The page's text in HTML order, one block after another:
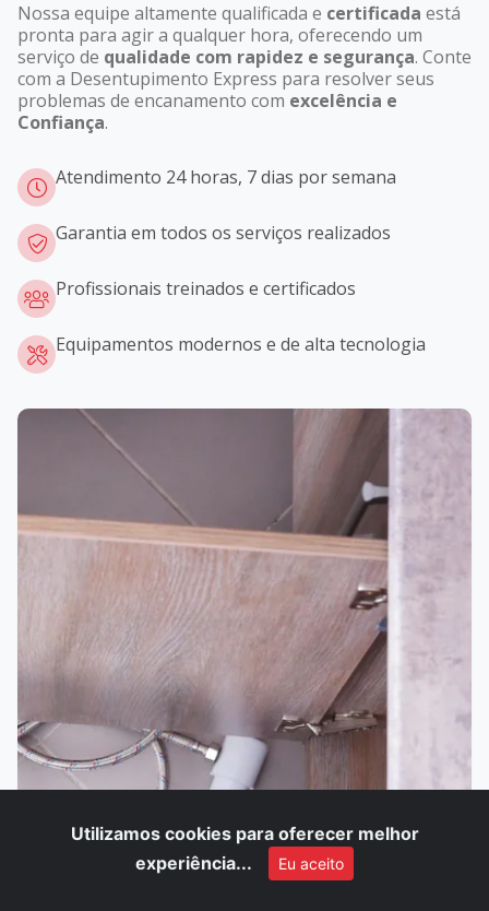
Nossa equipe altamente qualificada e certificada está
pronta para agir a qualquer hora, oferecendo um
serviço de qualidade com rapidez e segurança. Conte
com a Desentupimento Express para resolver seus
problemas de encanamento com excelência e
Confiança.
Atendimento 24 horas, 7 dias por semana
Garantia em todos os serviços realizados
Profissionais treinados e certificados
Equipamentos modernos e de alta tecnologia
Utilizamos cookies para oferecer melhor
experiência...
Eu aceito